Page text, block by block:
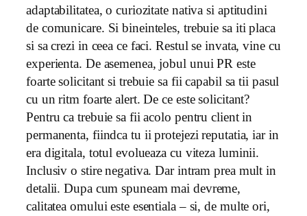
adaptabilitatea, o curiozitate nativa si aptitudini
de comunicare. Si bineinteles, trebuie sa iti placa
si sa crezi in ceea ce faci. Restul se invata, vine cu
experienta. De asemenea, jobul unui PR este
foarte solicitant si trebuie sa fii capabil sa tii pasul
cu un ritm foarte alert. De ce este solicitant?
Pentru ca trebuie sa fii acolo pentru client in
permanenta, fiindca tu ii protejezi reputatia, iar in
era digitala, totul evolueaza cu viteza luminii.
Inclusiv o stire negativa. Dar intram prea mult in
detalii. Dupa cum spuneam mai devreme,
calitatea omului este esentiala – si, de multe ori,